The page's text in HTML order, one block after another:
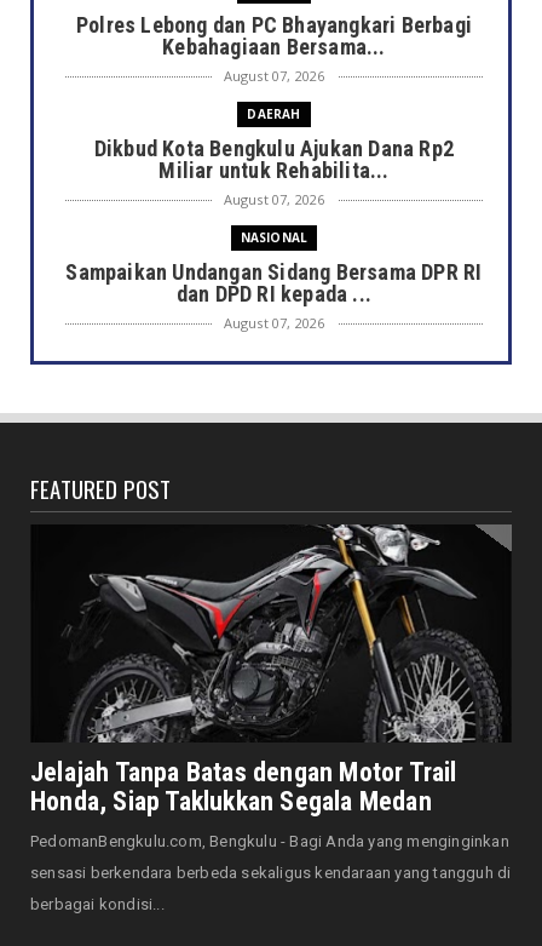
Polres Lebong dan PC Bhayangkari Berbagi
Kebahagiaan Bersama...
August 07, 2026
DAERAH
Dikbud Kota Bengkulu Ajukan Dana Rp2
Miliar untuk Rehabilita...
August 07, 2026
NASIONAL
Sampaikan Undangan Sidang Bersama DPR RI
dan DPD RI kepada ...
August 07, 2026
DAERAH
Gelar Lomba Kebersihan...
Jaga Kehormatan Simbol Negara, Walikota:
Jangan Pasang Bende...
August 07, 2026
DAERAH
Bersama Forkopimda, Walikota – Wawali
Bagikan 5.000 Bendera ...
August 07, 2026
JELAJAH
Saat Amal Masjid Keliru, Nasib Negeri
Mengharu-biru
August 07, 2026
Honda CUV e: Motor Listrik Canggih, Penuh
FEATURED POST
Jelajah Tanpa Batas dengan Motor Trail
Honda, Siap Taklukkan Segala Medan
PedomanBengkulu.com, Bengkulu - Bagi Anda yang menginginkan
sensasi berkendara berbeda sekaligus kendaraan yang tangguh di
berbagai kondisi...